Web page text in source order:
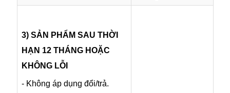
3) SẢN PHẨM SAU THỜI
HẠN 12 THÁNG HOẶC
KHÔNG LỖI
- Không áp dụng đổi/trả.